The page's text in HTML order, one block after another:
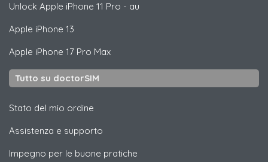
Unlock Apple iPhone 11 Pro - au
Apple iPhone 13
Apple iPhone 17 Pro Max
Tutto su doctorSIM
Stato del mio ordine
Assistenza e supporto
Impegno per le buone pratiche